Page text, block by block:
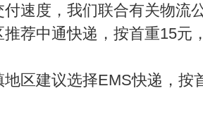
付速度，我们联合有关物流
推荐中通快递，按首重15元
区建议选择EMS快递，按